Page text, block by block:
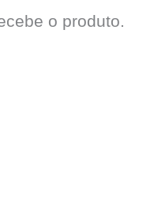
o produto.